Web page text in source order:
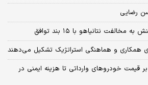
رضایی
نتانیاهو با ۱۵ بند توافق
همکاری و هماهنگی استراتژیک تشکیل می‌دهند
قیمت خودروهای وارداتی تا هزینه ایمنی در